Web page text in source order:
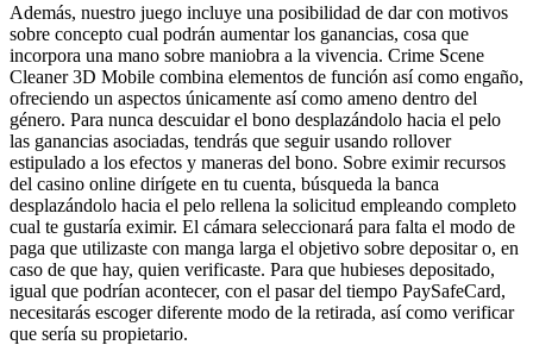
Además, nuestro juego incluye una posibilidad de dar con motivos
sobre concepto cual podrán aumentar los ganancias, cosa que
incorpora una mano sobre maniobra a la vivencia. Crime Scene
Cleaner 3D Mobile combina elementos de función así­ como engaño,
ofreciendo un aspectos únicamente así­ como ameno dentro del
género. Para nunca descuidar el bono desplazándolo hacia el pelo
las ganancias asociadas, tendrás que seguir usando rollover
estipulado a los efectos y maneras del bono. Sobre eximir recursos
del casino online dirígete en tu cuenta, búsqueda la banca
desplazándolo hacia el pelo rellena la solicitud empleando completo
cual te gustaría eximir. El cámara seleccionará para falta el modo de
paga que utilizaste con manga larga el objetivo sobre depositar o, en
caso de que hay, quien verificaste. Para que hubieses depositado,
igual que podrí­an acontecer, con el pasar del tiempo PaySafeCard,
necesitarás escoger diferente modo de la retirada, así­ como verificar
que serí­a su propietario.